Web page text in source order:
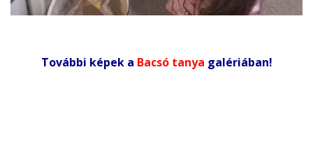
További képek a Bacsó tanya galériában!